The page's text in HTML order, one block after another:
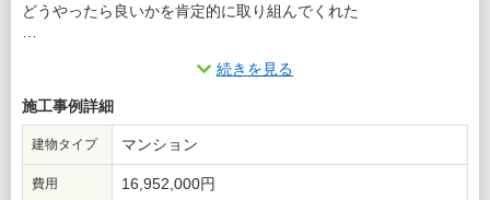
どうやったら良いかを肯定的に取り組んでくれた
続きを見る
施工事例詳細
建物タイプ マンション
費用 16,952,000円